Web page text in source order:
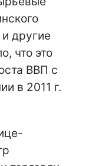
и другие
что это
ВВП с
в 2011 г.